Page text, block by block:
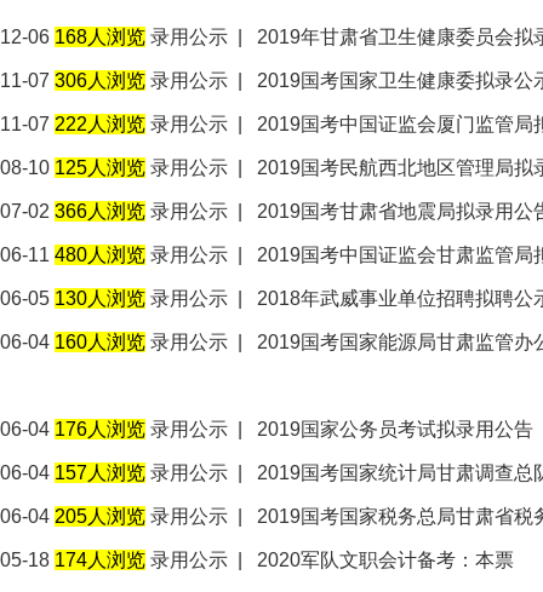
12-06 168人浏览 录用公示 2019年甘肃省卫生健康委员会
11-07 306人浏览 录用公示 2019国考国家卫生健康委拟录公
11-07 222人浏览 录用公示 2019国考中国证监会厦门监管局
08-10 125人浏览 录用公示 2019国考民航西北地区管理局拟
07-02 366人浏览 录用公示 2019国考甘肃省地震局拟录用公
06-11 480人浏览 录用公示 2019国考中国证监会甘肃监管局
06-05 130人浏览 录用公示 2018年武威事业单位招聘拟聘公
06-04 160人浏览 录用公示 2019国考国家能源局甘肃监管办
06-04 176人浏览 录用公示 2019国家公务员考试拟录用公告
06-04 157人浏览 录用公示 2019国考国家统计局甘肃调查总
06-04 205人浏览 录用公示 2019国考国家税务总局甘肃省税
05-18 174人浏览 录用公示 2020军队文职会计备考：本票